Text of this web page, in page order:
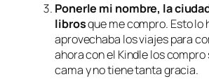
Ponerle mi nombre, la
librosque me compro. Esto lo
aprovechaba los viajes para
ahora con el Kindle los compro
cama y no tiene tanta gracia.